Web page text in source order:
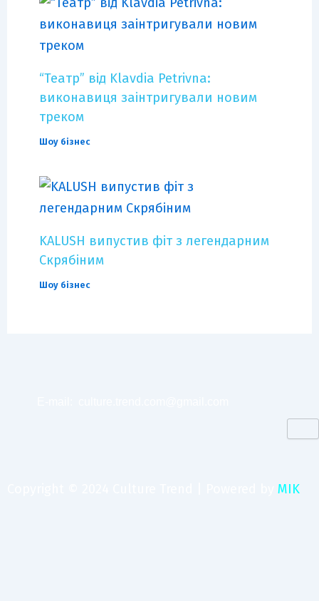
“Театр” від Klavdia Petrivna:
виконавиця заінтригували новим
треком
Шоу бізнес
KALUSH випустив фіт з легендарним
Скрябіним
Шоу бізнес
MIK